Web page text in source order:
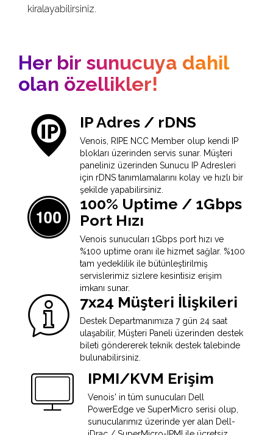
kiralayabilirsiniz.
Her bir sunucuya dahil
olan özellikler!
IP Adres / rDNS
Venois, RIPE NCC Member olup kendi IP
blokları üzerinden servis sunar. Müşteri
paneliniz üzerinden Sunucu IP Adresleri
için rDNS tanımlamalarını kolay ve hızlı bir
şekilde yapabilirsiniz.
100% Uptime / 1Gbps
Port Hızı
Venois sunucuları 1Gbps port hızı ve
%100 uptime oranı ile hizmet sağlar. %100
tam yedeklilik ile bütünleştirilmiş
servislerimiz sizlere kesintisiz erişim
imkanı sunar.
7x24 Müşteri İlişkileri
Destek Departmanımıza 7 gün 24 saat
ulaşabilir, Müşteri Paneli üzerinden destek
bileti göndererek teknik destek talebinde
bulunabilirsiniz.
IPMI/KVM Erişim
Venois' in tüm sunucuları Dell
PowerEdge ve SuperMicro serisi olup,
sunucularımız üzerinde yer alan Dell-